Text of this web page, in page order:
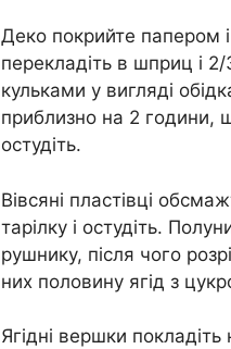
Деко покрийте папером
перекладіть в шприц і 2/
кульками у вигляді
приблизно на 2 години,
остудіть.
Вівсяні пластівці
тарілку і остудіть.
рушнику, після чого
них половину ягід з
Ягідні вершки покладіть